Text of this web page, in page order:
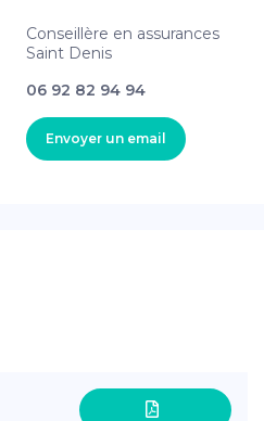
Conseillère en assurances
Saint Denis
06 92 82 94 94
Envoyer un email